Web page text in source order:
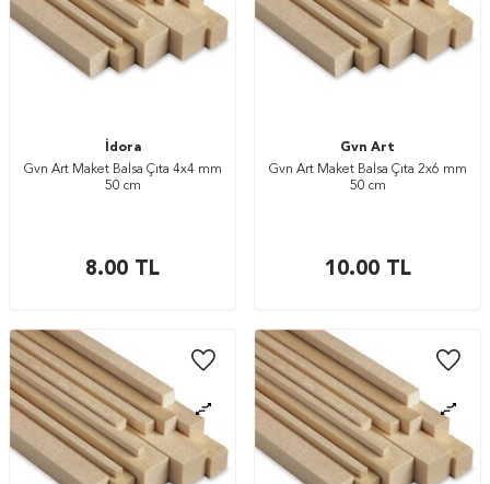
İdora
Gvn Art Maket Balsa Çıta 4x4 mm
50 cm
8.00 TL
Gvn Art
Gvn Art Maket Balsa Çıta 2x6 mm
50 cm
10.00TL